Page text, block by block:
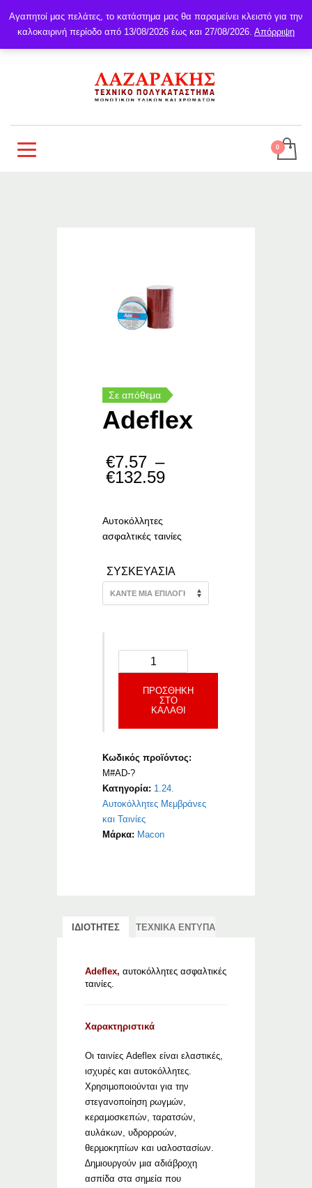
Σε απόθεμα
Adeflex
€7.57 –
€132.59
€132.59
Αυτοκόλλητες
ασφαλτικές ταινίες
ΣΥΣΚΕΥΑΣΙΑ
ΠΡΟΣΘΉΚΗ
ΣΤΟ
ΚΑΛΆΘΙ
Κωδικός προϊόντος:
M#AD-?
Κατηγορία: 1.24.
Αυτοκόλλητες Μεμβράνες
και Ταινίες
Μάρκα: Macon
ΙΔΙΟΤΗΤΕΣ ΤΕΧΝΙΚΑ ΕΝΤΥΠΑ
Adeflex, αυτοκόλλητες ασφαλτικές
ταινίες.
Χαρακτηριστικά
Οι ταινίες Adeflex είναι ελαστικές,
ισχυρές και αυτοκόλλητες.
Χρησιµοποιούνται για την
στεγανοποίηση ρωγµών,
κεραµοσκεπών, ταρατσών,
αυλάκων, υδρορροών,
θερµοκηπίων και υαλοστασίων.
∆ηµιουργούν µια αδιάβροχη
ασπίδα στα σηµεία που
Αγαπητοί μας πελάτες, το κατάστημα μας θα παραμείνει κλειστό για την
καλοκαιρινή περίοδο από 13/08/2026 έως και 27/08/2026. Απόρριψη